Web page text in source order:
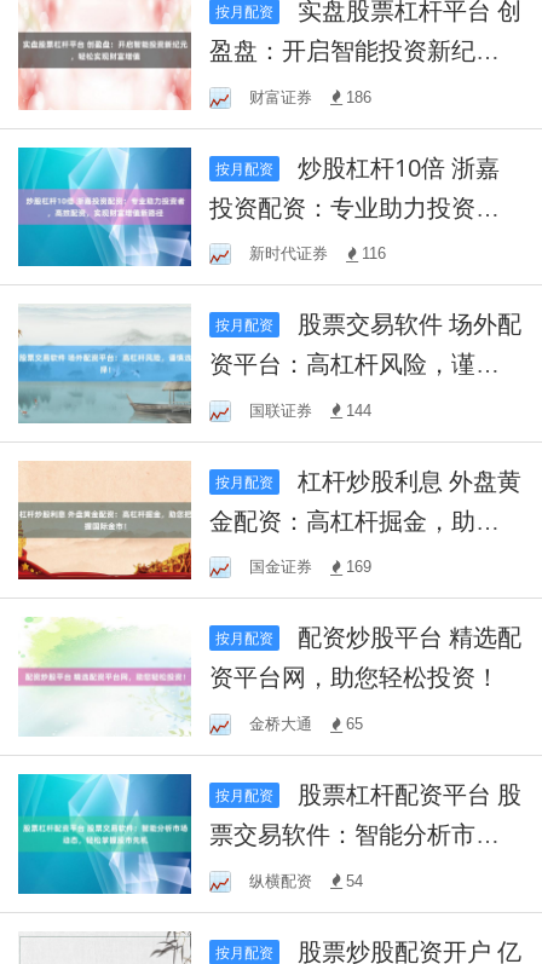
按月配资
盈盘：开启智能投资新纪
元，轻松实现财富增值
财富证券 186
按月配资
炒股杠杆10倍 浙嘉
投资配资：专业助力投资
者，高效配资，实现财富增
值新路径
新时代证券 116
按月配资
资平台：高杠杆风险，谨慎
选择！国联证券 144
按月配资
杠杆炒股利息 外盘黄
金配资：高杠杆掘金，助您
把握国际金市！
国金证券 169
按月配资
资平台网，助您轻松投资！
金桥大通 65
按月配资
票交易软件：智能分析市场
动态，轻松掌握股市先机
纵横配资 54
按月配资